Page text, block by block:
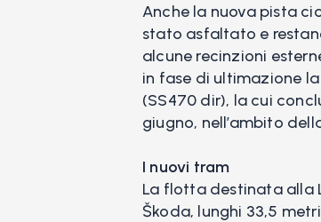
Anche la nuova pista
stato asfaltato e
alcune recinzioni
in fase di ultimazione
(SS470 dir), la cui
giugno, nell’ambito
I nuovi tram
La flotta destinata alla
Škoda, lunghi 33,5